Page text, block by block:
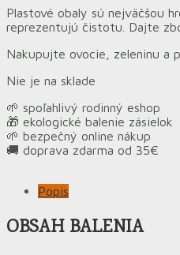
Plastové obaly sú nejväčšou
reprezentujú čistotu. Dajte
Nakupujte ovocie, zeleninu a
Nie je na sklade
🌱 spoľahlivý rodinný eshop
🎁 ekologické balenie zásielok
🌱 bezpečný online nákup
🚚 doprava zdarma od 35€
Popis
OBSAH BALENIA